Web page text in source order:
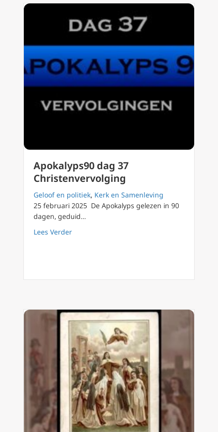
Apokalyps90 dag 37
Christenvervolging
Geloof en politiek, Kerk en Samenleving
25 februari 2025 De Apokalyps gelezen in 90
dagen, geduid…
Lees Verderabout Apokalyps90 dag 37